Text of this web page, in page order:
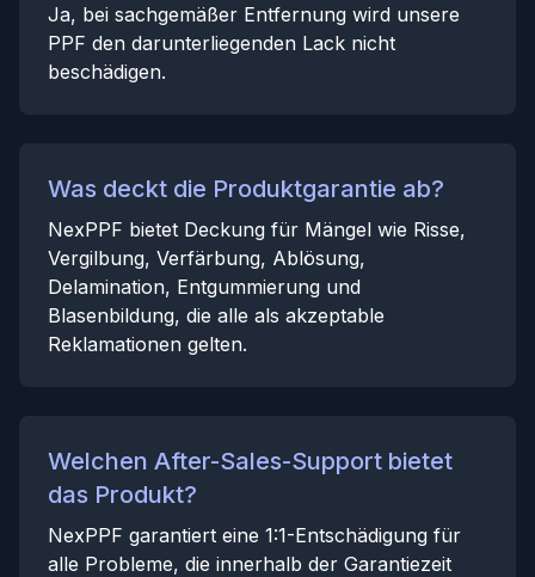
Ja, bei sachgemäßer Entfernung wird unsere
PPF den darunterliegenden Lack nicht
beschädigen.
Was deckt die Produktgarantie ab?
NexPPF bietet Deckung für Mängel wie Risse,
Vergilbung, Verfärbung, Ablösung,
Delamination, Entgummierung und
Blasenbildung, die alle als akzeptable
Reklamationen gelten.
Welchen After-Sales-Support bietet
das Produkt?
NexPPF garantiert eine 1:1-Entschädigung für
alle Probleme, die innerhalb der Garantiezeit